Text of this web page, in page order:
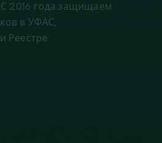
С 2016 года защищаем
в УФАС,
Реестре